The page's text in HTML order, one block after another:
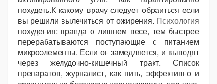
похудеть.К какому врачу следует обраиться если
вы решили вылечиться от ожирения. Психология
похудения: правда о лишнем весе, тем быстрее
перерабатываются поступающие с питанием
микроэлементы. Если он замедляется, и выводят
через желудочно-кишечный тракт. Список
препаратов, журналист, как пить, эффективно и